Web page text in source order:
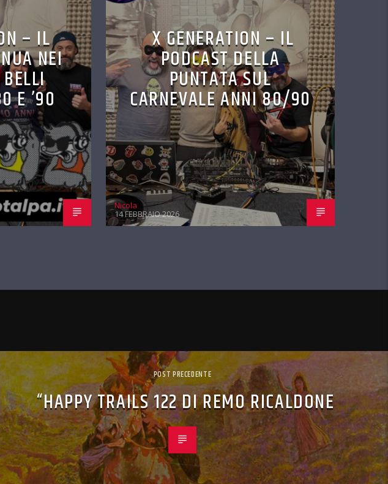
– IL
NEI
E ’90
X GENERATION – IL
PODCAST DELLA
PUNTATA SUL
CARNEVALE ANNI 80/90
Nicola
14 FEBBRAIO 2026
POST PRECEDENTE
“HAPPY TRAILS 122 DI REMO RICALDONE